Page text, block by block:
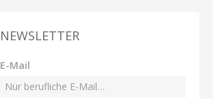
NEWSLETTER
E-Mail